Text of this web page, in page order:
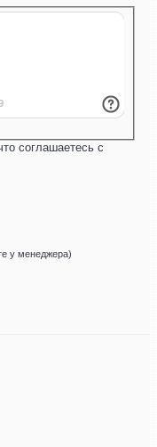
соглашаетесь с
у менеджера)